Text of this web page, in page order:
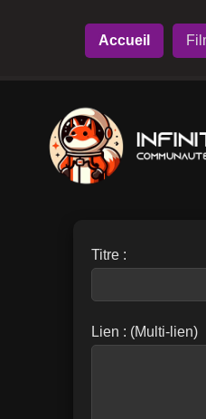
Accueil
Titre :
Lien : (Multi-lien)